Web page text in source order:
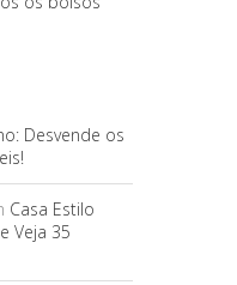
Desvende os
Casa Estilo
Veja 35